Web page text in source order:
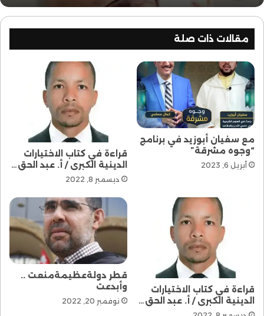
مقالات ذات صلة
مع سفيان أبوزيد في برنامج
“وجوه مشرقة”
أبريل 6, 2023
قراءة في كتاب الاختيارات
الدينية الكبرى / أ. عبد الحق…
ديسمبر 8, 2022
قراءة في كتاب الاختيارات
الدينية الكبرى / أ. عبد الحق…
قطر دولةعظيمةمنعت ..
وأبدعت
نوفمبر 20, 2022